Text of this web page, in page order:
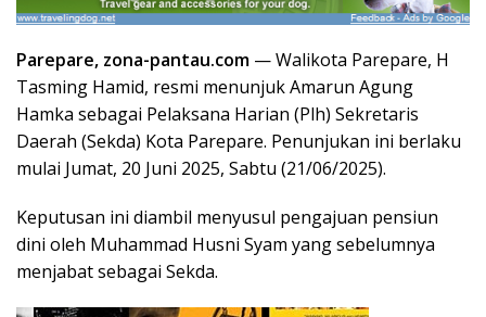
Parepare, zona-pantau.com — Walikota Parepare, H
Tasming Hamid, resmi menunjuk Amarun Agung
Hamka sebagai Pelaksana Harian (Plh) Sekretaris
Daerah (Sekda) Kota Parepare. Penunjukan ini berlaku
mulai Jumat, 20 Juni 2025, Sabtu (21/06/2025).
Keputusan ini diambil menyusul pengajuan pensiun
dini oleh Muhammad Husni Syam yang sebelumnya
menjabat sebagai Sekda.